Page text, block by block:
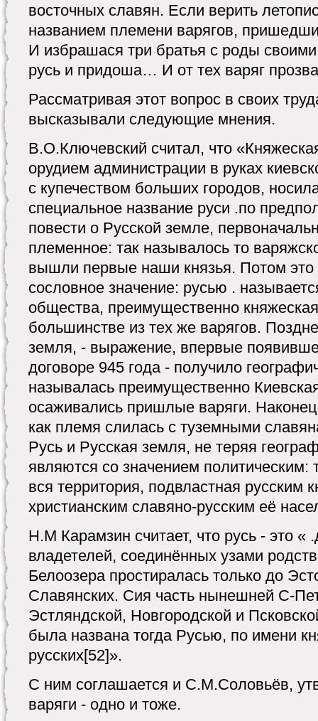
восточных славян. Если верить
названием племени варягов,
И избрашася три братья с роды
русь и придоша… И от тех варяг
Рассматривая этот вопрос в своих
высказывали следующие мнения.
В.О.Ключевский считал, что
орудием администрации в руках
с купечеством больших городов,
специальное название руси .по
повести о Русской земле,
племенное: так называлось то
вышли первые наши князья. Потом это
сословное значение: русью .
общества, преимущественно
большинстве из тех же варягов.
земля, - выражение, впервые
договоре 945 года - получило
называлась преимущественно
осаживались пришлые варяги.
как племя слилась с туземными
Русь и Русская земля, не теряя
являются со значением политическим:
вся территория, подвластная русским
христианским славяно-русским её
Н.М Карамзин считает, что русь - это «
владетелей, соединённых узами
Белоозера простиралась только до
Славянских. Сия часть нынешней С-
Эстляндской, Новгородской и
была названа тогда Русью, по имени
русских[52]».
С ним соглашается и С.М.Соловьёв,
варяги - одно и тоже.